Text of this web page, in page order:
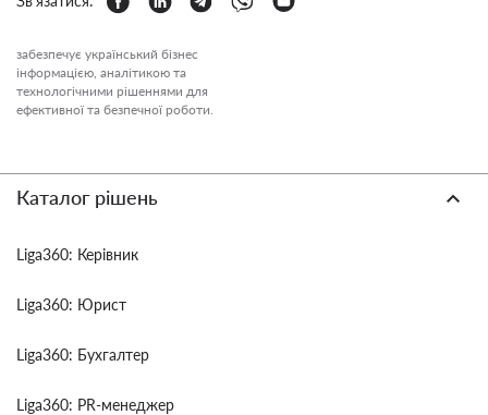
забезпечує український бізнес
інформацією, аналітикою та
технологічними рішеннями для
ефективної та безпечної роботи.
Каталог рішень
Liga360: Керівник
Liga360: Юрист
Liga360: Бухгалтер
Liga360: PR-менеджер